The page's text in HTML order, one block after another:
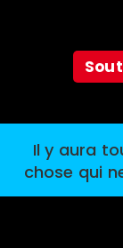
Il y aura
chose qui